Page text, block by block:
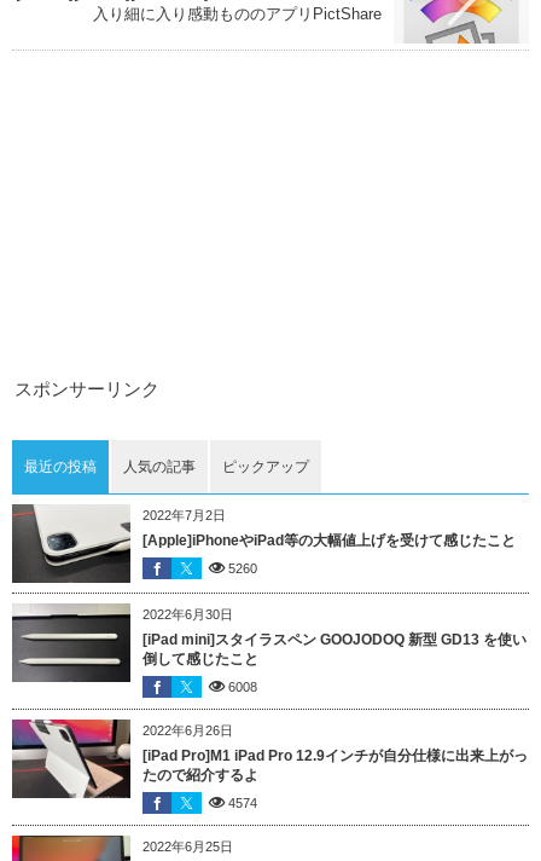
入り細に入り感動もののアプリPictShare
スポンサーリンク
最近の投稿 人気の記事 ピックアップ
2022年7月2日
[Apple]iPhoneやiPad等の大幅値上げを受けて感じたこと
5260
2022年6月30日
[iPad mini]スタイラスペン GOOJODOQ 新型 GD13 を使い
倒して感じたこと
6008
2022年6月26日
[iPad Pro]M1 iPad Pro 12.9インチが自分仕様に出来上がっ
たので紹介するよ
4574
2022年6月25日